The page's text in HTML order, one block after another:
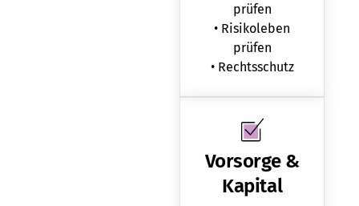
prüfen
• Risikoleben
prüfen
• Rechtsschutz
Vorsorge &
Kapital